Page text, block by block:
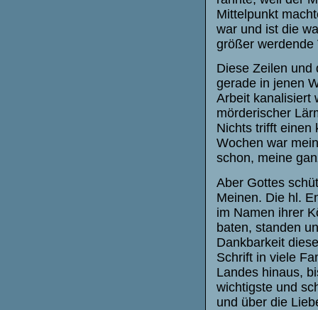
Mittelpunkt
war und ist die
größer werdende
Diese Zeilen und
gerade in jenen
Arbeit kanalisiert
mörderischer
Nichts trifft einen
Wochen war
schon, meine
Aber Gottes
Meinen. Die hl.
im Namen ihrer
baten, standen
Dankbarkeit
Schrift in viele
Landes hinaus,
wichtigste und
und über die